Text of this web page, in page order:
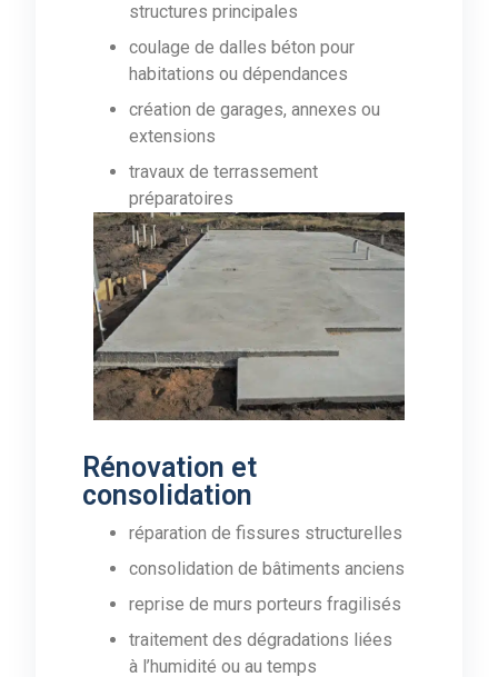
structures principales
coulage de dalles béton pour
habitations ou dépendances
création de garages, annexes ou
extensions
travaux de terrassement
préparatoires
Rénovation et
consolidation
réparation de fissures structurelles
consolidation de bâtiments anciens
reprise de murs porteurs fragilisés
traitement des dégradations liées
à l’humidité ou au temps